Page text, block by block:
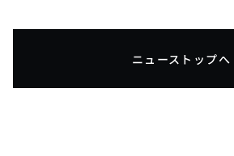
ニューストップへ